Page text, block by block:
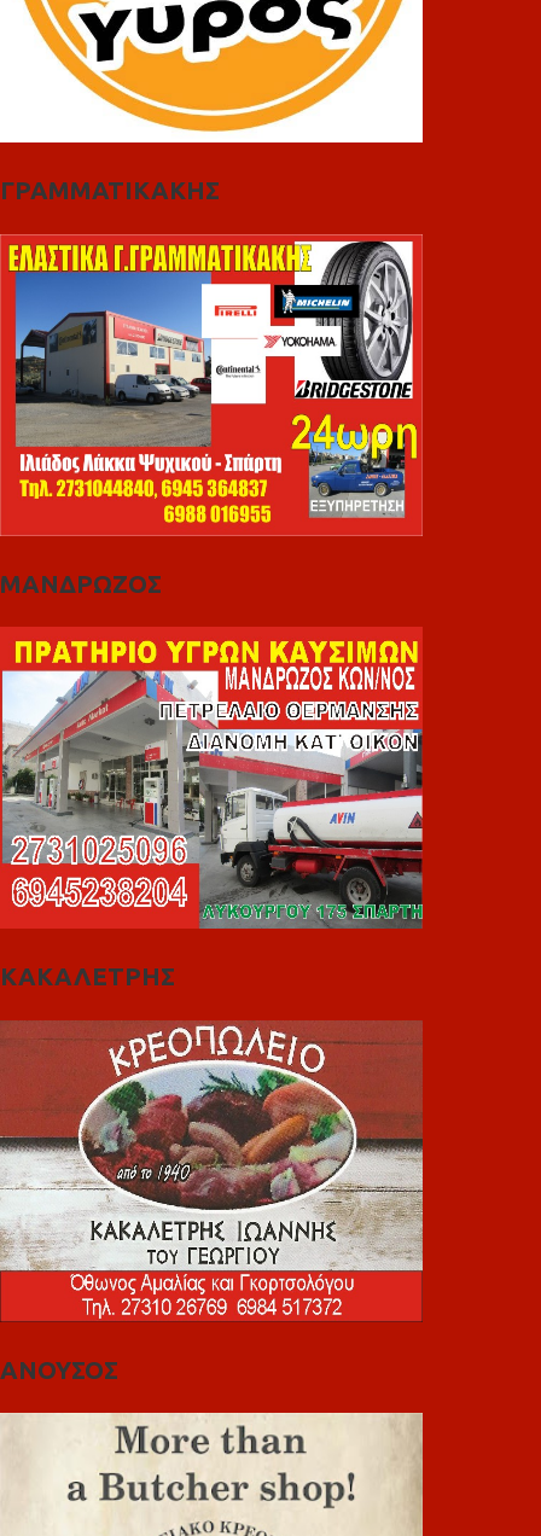
ΓΡΑΜΜΑΤΙΚΑΚΗΣ
ΜΑΝΔΡΩΖΟΣ
ΚΑΚΑΛΕΤΡΗΣ
ΑΝΟΥΣΟΣ